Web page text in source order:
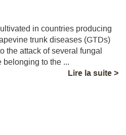
in countries producing
trunk diseases (GTDs)
the attack of several fungal
to the ...
Lire la suite >